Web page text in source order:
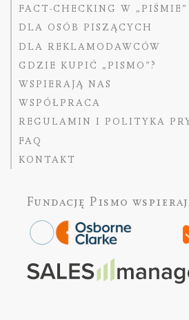
FACT-CHECKING W „PIŚMIE”
DLA OSÓB PISZĄCYCH
DLA REKLAMODAWCÓW
GDZIE KUPIĆ „PISMO”?
WSPIERAJĄ NAS
WSPÓŁPRACA
REGULAMIN I POLITYKA
FAQ
KONTAKT
Fundację Pismo